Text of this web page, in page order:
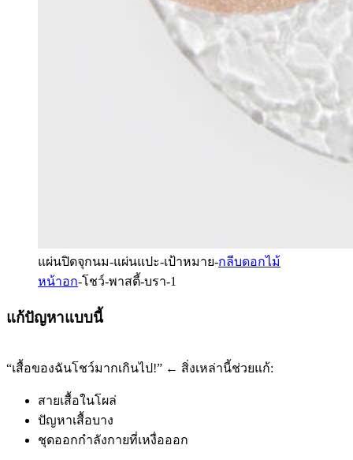
แผ่นปิดจุกนม-แผ่นแปะ-เป้าหมาย-กลีบดอกไม้
หน้าอก-โชว์-พาสตี้-บรา-1
แก้ปัญหาแบบนี้
“เสื้อของฉันโชว์มากเกินไป!” ← สิ่งเหล่านี้ช่วยแก้:
สายเสื้อในโผล่
ปัญหาเสื้อบาง
ชุดออกกำลังกายที่เหงื่อออก